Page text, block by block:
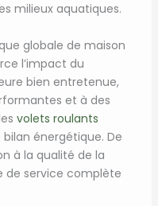
milieux aquatiques.
globale de maison
l’impact du
bien entretenue,
et à des
volets roulants
énergétique. De
à la qualité de la
de service complète